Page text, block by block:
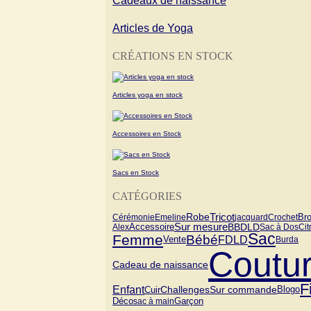
Articles de Yoga
CRÉATIONS EN STOCK
Articles yoga en stock
Accessoires en Stock
Sacs en Stock
CATÉGORIES
CérémonieEmeline RobeTricotjacquardCrochet
AlexAccessoireSur mesureBBDLDSac à Dos
FemmeVenteBébéFDLDSac Burda
Cadeau de naissance
EnfantCuirChallengesSur commandeBlogo
Décosac à mainGarçon